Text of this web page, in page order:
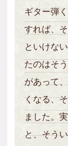
ギター弾
すれば、
といけな
たのはそ
があって
くなる、
ました。
と、そう